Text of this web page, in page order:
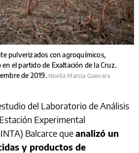
pulverizados con agroquímicos,
el partido de Exaltación de la Cruz.
de 2019. Noelia Marcia Guevara
del Laboratorio de Análisis
Experimental
Balcarce queanalizó un
y productos de